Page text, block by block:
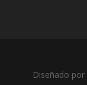
Diseñado por